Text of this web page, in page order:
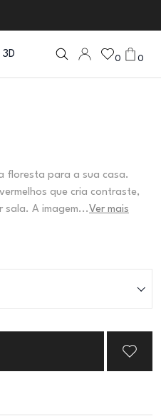
0 0
floresta para a sua casa.
que cria contraste,
A imagem...Ver mais